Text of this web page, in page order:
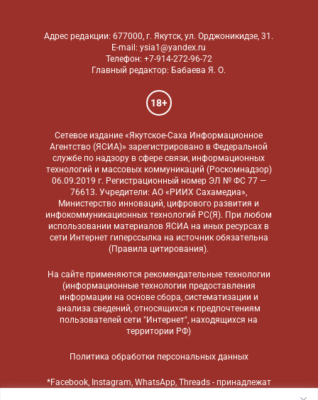
Адрес редакции: 677000, г. Якутск, ул. Орджоникидзе, 31.
E-mail: ysia1@yandex.ru
Телефон: +7-914-272-96-72
Главный редактор: Бабаева Я. О.
18+
Сетевое издание «Якутское-Саха Информационное
Агентство (ЯСИА)» зарегистрировано в Федеральной
службе по надзору в сфере связи, информационных
технологий и массовых коммуникаций (Роскомнадзор)
06.09.2019 г. Регистрационный номер ЭЛ № ФС 77 —
76613. Учредители: АО «РИИХ Сахамедиа»,
Министерство инноваций, цифрового развития и
инфокоммуникационных технологий РС(Я). При любом
использовании материалов ЯСИА на иных ресурсах в
сети Интернет гиперссылка на источник обязательна
(Правила цитирования).
На сайте применяются рекомендательные технологии
(информационные технологии предоставления
информации на основе сбора, систематизации и
анализа сведений, относящихся к предпочтениям
пользователей сети "Интернет", находящихся на
территории РФ)
Политика обработки персональных данных
*Facebook, Instagram, WhatsApp, Threads - принадлежат